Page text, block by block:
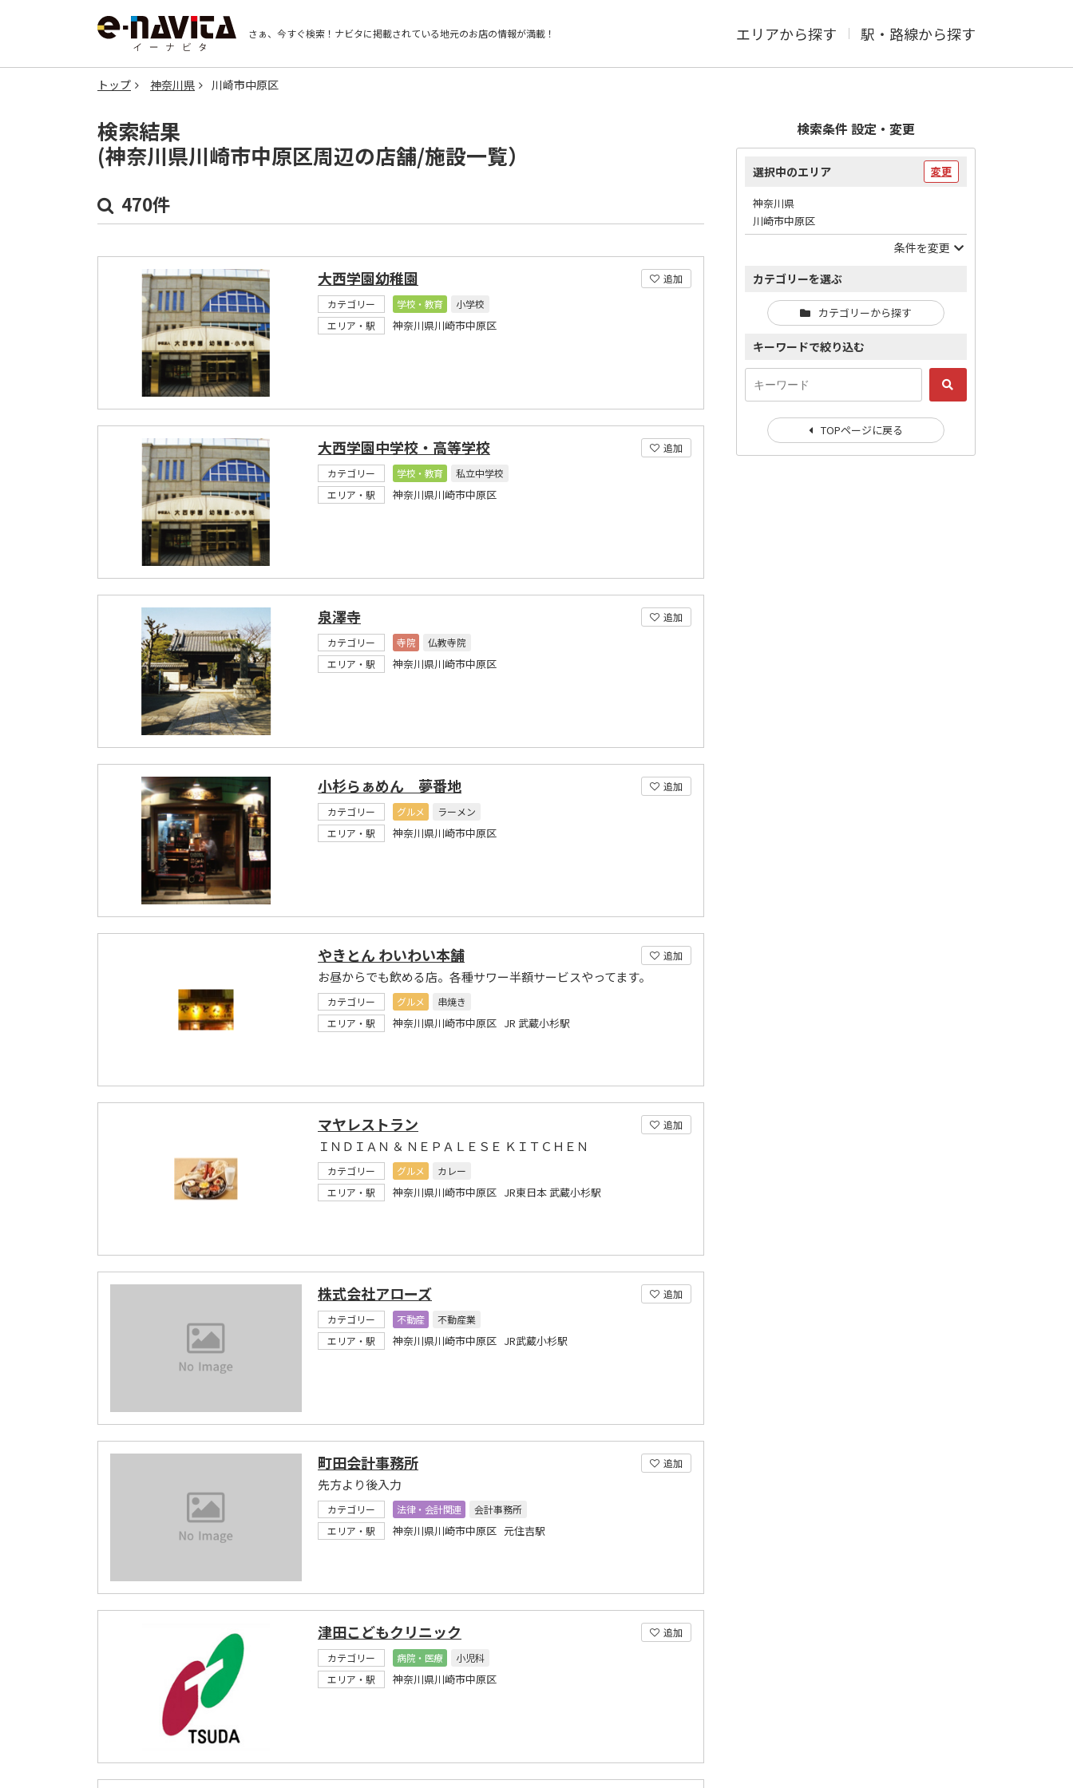
さぁ、今すぐ検索！ ナビタに掲載されている地元のお店の情報が満載！ エリアから探す 駅・路線から探す
トップ 神奈川県 川崎市中原区
検索結果
(神奈川県川崎市中原区周辺の店舗/施設一覧）
470件
追加
大西学園幼稚園
カテゴリー 学校・教育
小学校
エリア・駅
神奈川県川崎市中原区
追加
大西学園中学校・高等学校
カテゴリー 学校・教育
私立中学校
エリア・駅
神奈川県川崎市中原区
追加
泉澤寺
カテゴリー 寺院
仏教寺院
エリア・駅
神奈川県川崎市中原区
追加
小杉らぁめん 夢番地
カテゴリー グルメ
ラーメン
エリア・駅
神奈川県川崎市中原区
追加
やきとん わいわい本舗
お昼からでも飲める店。各種サワー半額サービスやってます。
カテゴリー グルメ
串焼き
エリア・駅
神奈川県川崎市中原区 JR 武蔵小杉駅
追加
マヤレストラン
ＩＮＤＩＡＮ ＆ ＮＥＰＡＬＥＳＥ ＫＩＴＣＨＥＮ
カテゴリー グルメ
カレー
エリア・駅
神奈川県川崎市中原区 JR東日本 武蔵小杉駅
追加
株式会社アローズ
カテゴリー 不動産
不動産業
エリア・駅
神奈川県川崎市中原区 JR武蔵小杉駅
追加
町田会計事務所
先方より後入力
カテゴリー 法律・会計関連
会計事務所
エリア・駅
神奈川県川崎市中原区 元住吉駅
追加
津田こどもクリニック
カテゴリー 病院・医療
小児科
エリア・駅
神奈川県川崎市中原区
検索条件 設定・変更
選択中のエリア 変更
神奈川県
川崎市中原区
条件を変更
カテゴリーを選ぶ
カテゴリーから探す
キーワードで絞り込む
TOPページに戻る